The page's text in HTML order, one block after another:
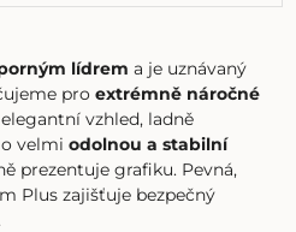
lídrem a je uznávaný
proextrémně náročné
vzhled, ladně
o velmiodolnou a stabilní
prezentuje grafiku. Pevná,
Plus zajišťuje bezpečný